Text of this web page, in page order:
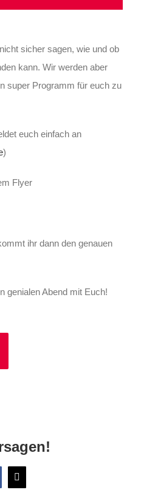
sicher sagen, wie und ob
kann. Wir werden aber
super Programm für euch zu
euch einfach an
)
Flyer
ihr dann den genauen
genialen Abend mit Euch!
X